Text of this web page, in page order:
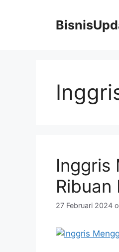
Inggris
Ribuan
27 Februari 2024